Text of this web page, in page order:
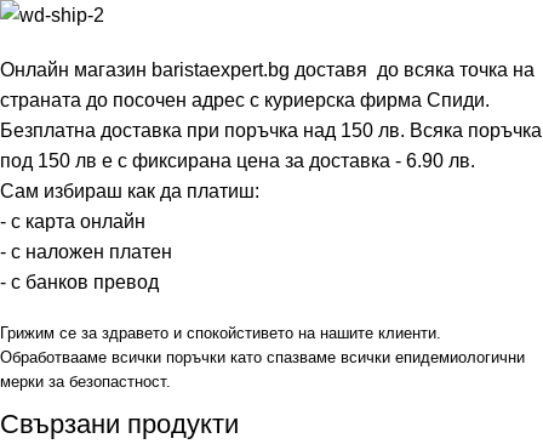
Онлайн магазин baristaexpert.bg доставя до всяка точка на
страната до посочен адрес с куриерска фирма Спиди.
Безплатна доставка при поръчка над 150 лв. Всяка поръчка
под 150 лв е с фиксирана цена за доставка - 6.90 лв.
Сам избираш как да платиш:
- с карта онлайн
- с наложен платен
- с банков превод
Грижим се за здравето и спокойстивето на нашите клиенти.
Обработвааме всички поръчки като спазваме всички епидемиологични
мерки за безопастност.
Свързани продукти